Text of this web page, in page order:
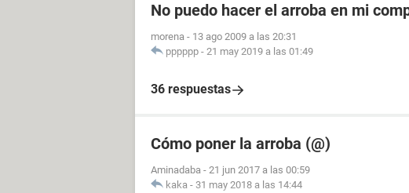
No puedo hacer el arroba en mi
morena - 13 ago 2009 a las 20:31
pppppp - 21 may 2019 a las 01:49
36 respuestas
Cómo poner la arroba (@)
Aminadaba - 21 jun 2017 a las 00:59
kaka - 31 may 2018 a las 14:44